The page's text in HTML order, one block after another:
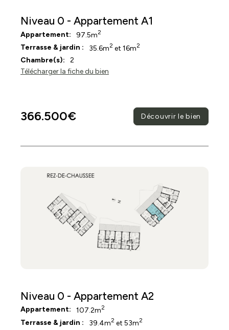
Niveau 0 - Appartement A1
Appartement: 97.5m2
Terrasse & jardin : 35.6m2 et 16m2
Chambre(s):
2
Télécharger la fiche du bien
366.500€ Découvrir le bien
Niveau 0 - Appartement A2
Appartement: 107.2m2
Terrasse & jardin : 39.4m2 et 53m2